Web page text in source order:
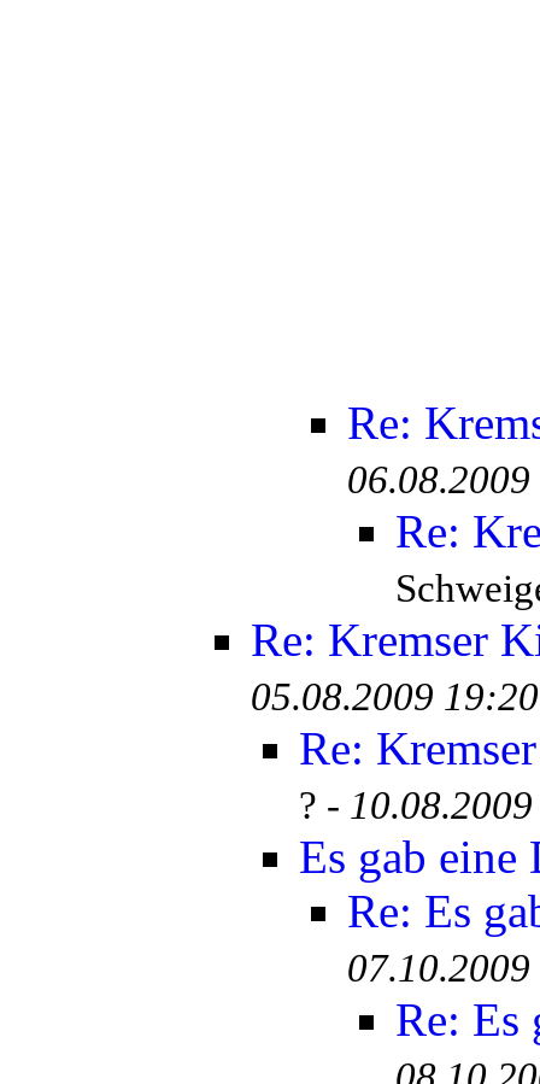
Re:
Re:
Re: Kremser
05.08.2009 19:20
Re:
? -
Es gab eine
Re: Es
Re: Es